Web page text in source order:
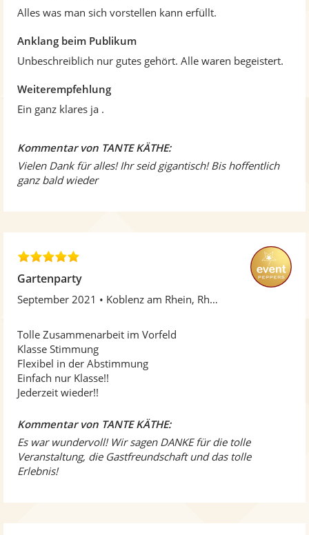
Alles was man sich vorstellen kann erfüllt.
Anklang beim Publikum
Unbeschreiblich nur gutes gehört. Alle waren begeistert.
Weiterempfehlung
Ein ganz klares ja .
Kommentar von TANTE KÄTHE:
Vielen Dank für alles! Ihr seid gigantisch! Bis hoffentlich
ganz bald wieder
5
0
v
t
e
e
n
Gartenparty
September 2021 Koblenz am Rhein, Rheinland-Pfalz
Tolle Zusammenarbeit im Vorfeld
Klasse Stimmung
Flexibel in der Abstimmung
Einfach nur Klasse!!
Jederzeit wieder!!
Kommentar von TANTE KÄTHE:
Es war wundervoll! Wir sagen DANKE für die tolle
Veranstaltung, die Gastfreundschaft und das tolle
Erlebnis!